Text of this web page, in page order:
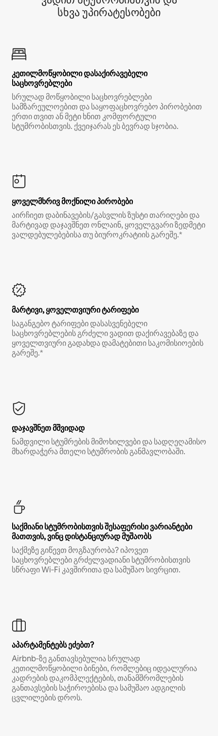
სხვა უპირატესობები
კეთილმოწყობილი დასაქირავებელი
საცხოვრებლები
სრულად მოწყობილი საცხოვრებლები
სამზარეულოებით და საყოფაცხოვრებო პირობებით
ერთი თვით ან მეტი ხნით კომფორტული
სტუმრობისთვის. ქვეიჯარას ეს ბევრად სჯობია.
ყოველმხრივ მოქნილი პირობები
აირჩიეთ დაბინავების/გასვლის ზუსტი თარიღები და
მარტივად დაჯავშნეთ ონლაინ, ყოველგვარი ზედმეტი
ვალდებულებებისა თუ ბიუროკრატიის გარეშე.*
მარტივი, ყოველთვიური ტარიფები
საგანგებო ტარიფები დასასვენებელი
საცხოვრებლების გრძელი ვადით დაქირავებაზე და
ყოველთვიური გადახდა დამატებითი საკომისიოების
გარეშე.*
დაჯავშნეთ მშვიდად
ნამდვილი სტუმრების მიმოხილვები და სადღეღამისო
მხარდაჭერა მთელი სტუმრობის განმავლობაში.
საქმიანი სტუმრობისთვის შესაფერისი ვარიანტები
მათთვის, ვინც დისტანციურად მუშაობს
საქმეზე გიწევთ მოგზაურობა? იპოვეთ
საცხოვრებლები გრძელვადიანი სტუმრობისთვის
სწრაფი Wi‑Fi კავშირითა და სამუშაო სივრცით.
აპარტამენტებს ეძებთ?
Airbnb‑ზე განთავსებულია სრულად
კეთილმოწყობილი ბინები, რომლებიც იდეალურია
კადრების დაკომპლექტების, თანამშრომლების
განთავსების საჭიროებისა და სამუშაო ადგილის
ცვლილების დროს.